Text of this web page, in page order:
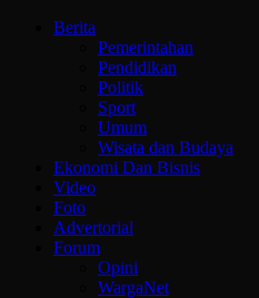
Berita
Pemerintahan
Pendidikan
Politik
Sport
Umum
Wisata dan Budaya
Ekonomi Dan Bisnis
Video
Foto
Advertorial
Forum
Opini
WargaNet